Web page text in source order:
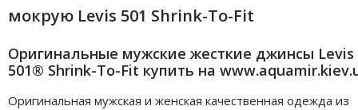
мокрую Levis 501 Shrink-To-Fit
Оригинальные мужские жесткие джинсы Levis
501® Shrink-To-Fit купить на
Оригинальная мужская и женская качественная одежда из